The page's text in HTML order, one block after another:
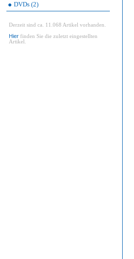
DVDs (2)
Derzeit sind ca. 11.068 Artikel vorhanden.
Hier finden Sie die zuletzt eingestellten
Artikel.